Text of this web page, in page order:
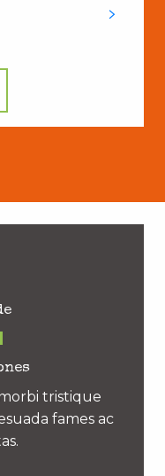
tristique
fames ac